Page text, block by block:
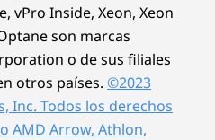
vPro Inside, Xeon, Xeon
son marcas
o de sus filiales
otros países. ©2023
Inc. Todos los derechos
AMD Arrow, Athlon,